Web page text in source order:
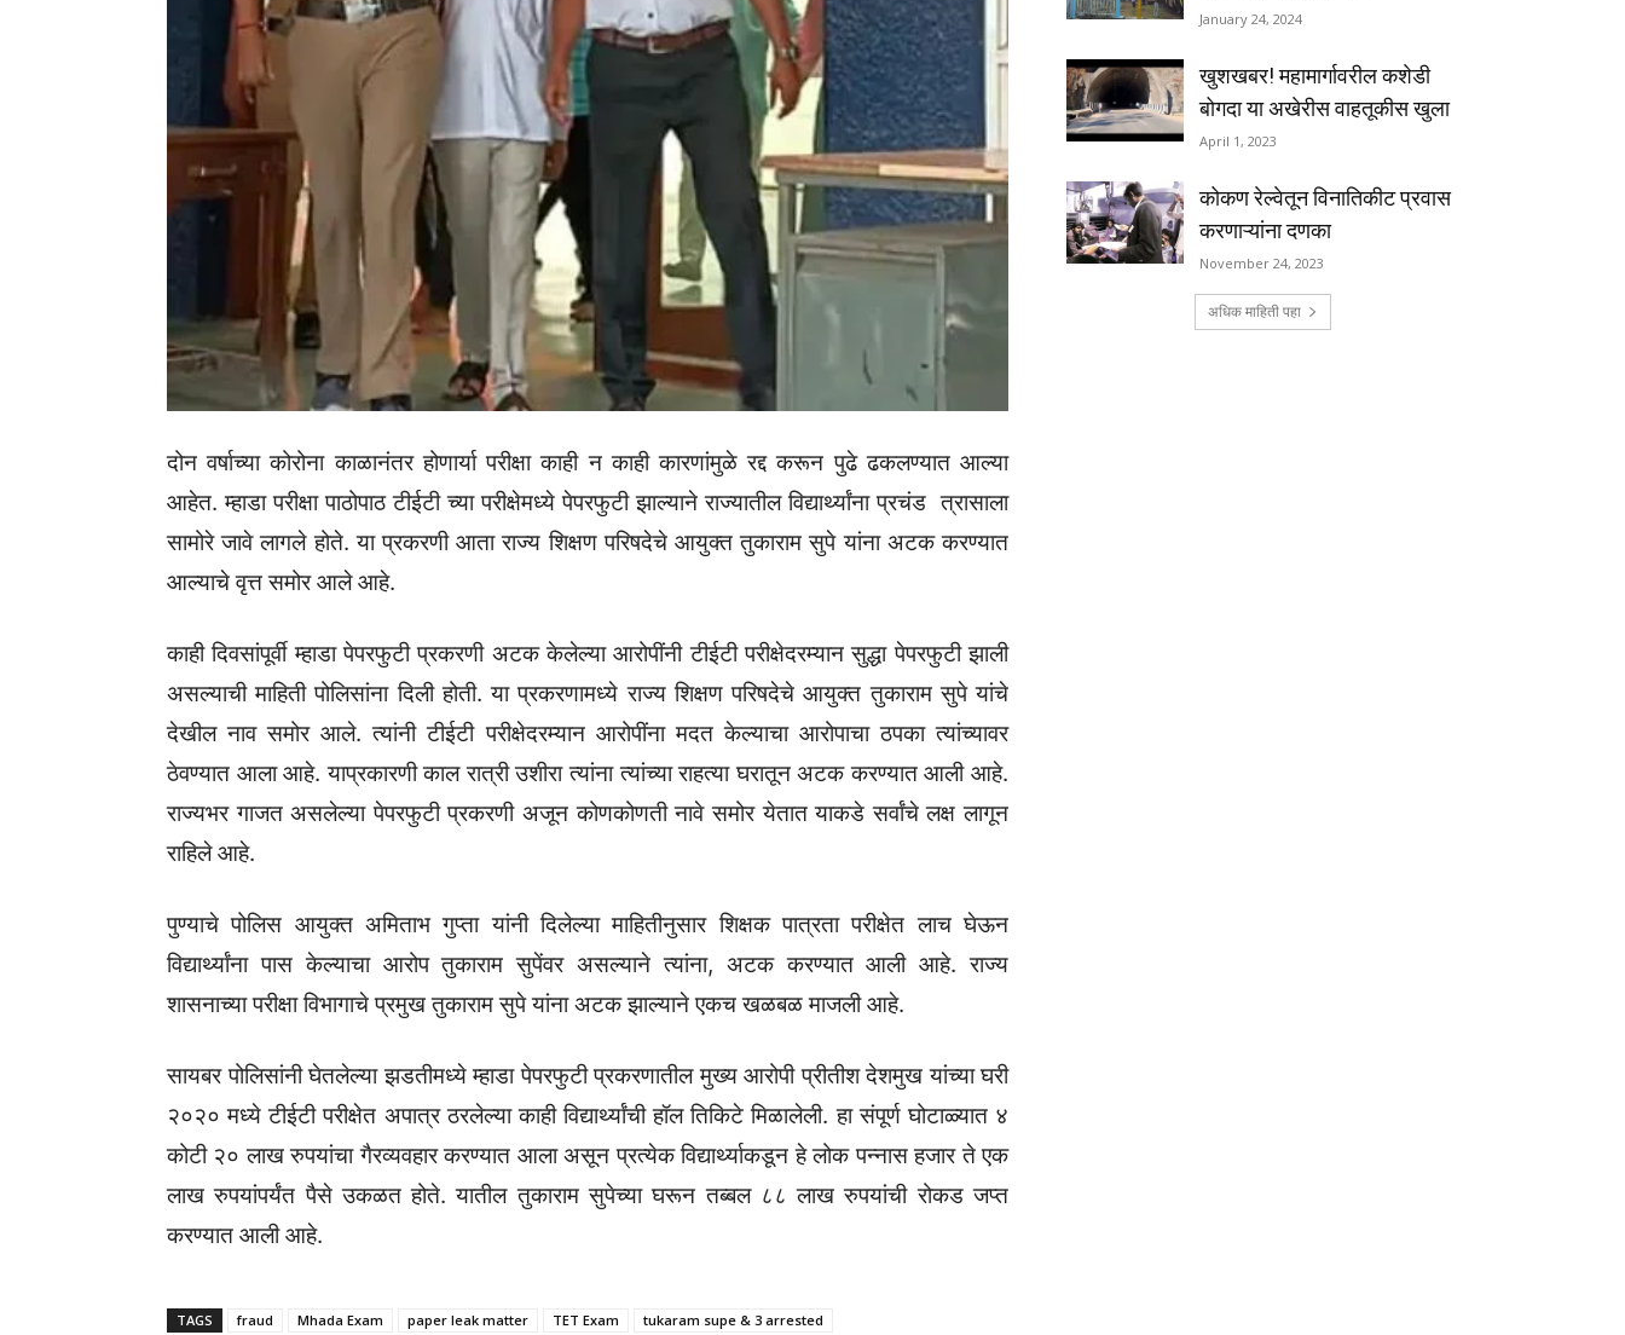
दोन वर्षाच्या कोरोना काळानंतर होणार्या परीक्षा काही न काही कारणांमुळे रद्द करून पुढे ढकलण्यात आल्या
आहेत. म्हाडा परीक्षा पाठोपाठ टीईटी च्या परीक्षेमध्ये पेपरफुटी झाल्याने राज्यातील विद्यार्थ्यांना प्रचंड त्रासाला
सामोरे जावे लागले होते. या प्रकरणी आता राज्य शिक्षण परिषदेचे आयुक्त तुकाराम सुपे यांना अटक करण्यात
आल्याचे वृत्त समोर आले आहे.
काही दिवसांपूर्वी म्हाडा पेपरफुटी प्रकरणी अटक केलेल्या आरोपींनी टीईटी परीक्षेदरम्यान सुद्धा पेपरफुटी झाली
असल्याची माहिती पोलिसांना दिली होती. या प्रकरणामध्ये राज्य शिक्षण परिषदेचे आयुक्त तुकाराम सुपे यांचे
देखील नाव समोर आले. त्यांनी टीईटी परीक्षेदरम्यान आरोपींना मदत केल्याचा आरोपाचा ठपका त्यांच्यावर
ठेवण्यात आला आहे. याप्रकारणी काल रात्री उशीरा त्यांना त्यांच्या राहत्या घरातून अटक करण्यात आली आहे.
राज्यभर गाजत असलेल्या पेपरफुटी प्रकरणी अजून कोणकोणती नावे समोर येतात याकडे सर्वांचे लक्ष लागून
राहिले आहे.
पुण्याचे पोलिस आयुक्त अमिताभ गुप्ता यांनी दिलेल्या माहितीनुसार शिक्षक पात्रता परीक्षेत लाच घेऊन
विद्यार्थ्यांना पास केल्याचा आरोप तुकाराम सुपेंवर असल्याने त्यांना, अटक करण्यात आली आहे. राज्य
शासनाच्या परीक्षा विभागाचे प्रमुख तुकाराम सुपे यांना अटक झाल्याने एकच खळबळ माजली आहे.
सायबर पोलिसांनी घेतलेल्या झडतीमध्ये म्हाडा पेपरफुटी प्रकरणातील मुख्य आरोपी प्रीतीश देशमुख यांच्या घरी
२०२० मध्ये टीईटी परीक्षेत अपात्र ठरलेल्या काही विद्यार्थ्यांची हॉल तिकिटे मिळालेली. हा संपूर्ण घोटाळ्यात ४
कोटी २० लाख रुपयांचा गैरव्यवहार करण्यात आला असून प्रत्येक विद्यार्थ्याकडून हे लोक पन्नास हजार ते एक
लाख रुपयांपर्यंत पैसे उकळत होते. यातील तुकाराम सुपेच्या घरून तब्बल ८८ लाख रुपयांची रोकड जप्त
करण्यात आली आहे.
TAGS fraud Mhada Exam paper leak matter TET Exam tukaram supe & 3 arrested
January 24, 2024
खुशखबर! महामार्गावरील कशेडी
बोगदा या अखेरीस वाहतूकीस खुला
April 1, 2023
कोकण रेल्वेतून विनातिकीट प्रवास
करणाऱ्यांना दणका
November 24, 2023
अधिक माहिती पहा